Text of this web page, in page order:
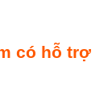
có hỗ trợ